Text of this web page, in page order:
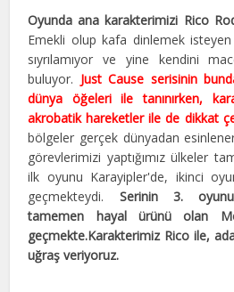
Oyunda ana karakterimizi Rico
Emekli olup kafa dinlemek
sıyrılamıyor ve yine kendini
buluyor. Just Cause serisinin
dünya öğeleri ile tanınırken,
akrobatik hareketler ile de dikkat
bölgeler gerçek dünyadan
görevlerimizi yaptığımız ülkeler
ilk oyunu Karayipler'de, ikinci
geçmekteydi. Serinin 3. oyunu
tamemen hayal ürünü olan
geçmekte.Karakterimiz Rico ile,
uğraş veriyoruz.